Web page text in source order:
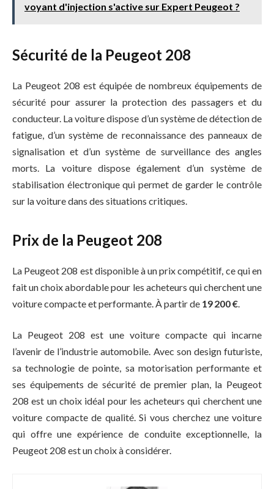
voyant d'injection s'active sur Expert Peugeot ?
Sécurité de la Peugeot 208
La Peugeot 208 est équipée de nombreux équipements de
sécurité pour assurer la protection des passagers et du
conducteur. La voiture dispose d’un système de détection de
fatigue, d’un système de reconnaissance des panneaux de
signalisation et d’un système de surveillance des angles
morts. La voiture dispose également d’un système de
stabilisation électronique qui permet de garder le contrôle
sur la voiture dans des situations critiques.
Prix de la Peugeot 208
La Peugeot 208 est disponible à un prix compétitif, ce qui en
fait un choix abordable pour les acheteurs qui cherchent une
voiture compacte et performante. À partir de 19 200 €.
La Peugeot 208 est une voiture compacte qui incarne
l’avenir de l’industrie automobile. Avec son design futuriste,
sa technologie de pointe, sa motorisation performante et
ses équipements de sécurité de premier plan, la Peugeot
208 est un choix idéal pour les acheteurs qui cherchent une
voiture compacte de qualité. Si vous cherchez une voiture
qui offre une expérience de conduite exceptionnelle, la
Peugeot 208 est un choix à considérer.